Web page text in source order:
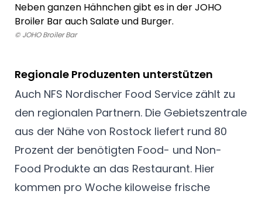
Neben ganzen Hähnchen gibt es in der JOHO
Broiler Bar auch Salate und Burger.
© JOHO Broiler Bar
Regionale Produzenten unterstützen
Auch NFS Nordischer Food Service zählt zu
den regionalen Partnern. Die Gebietszentrale
aus der Nähe von Rostock liefert rund 80
Prozent der benötigten Food- und Non-
Food Produkte an das Restaurant. Hier
kommen pro Woche kiloweise frische